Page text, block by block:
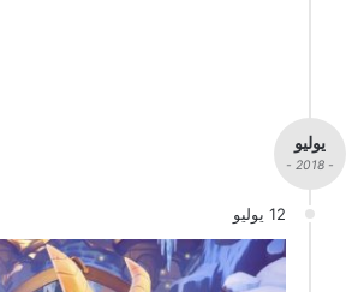
يوليو
- 2018 -
12 يوليو